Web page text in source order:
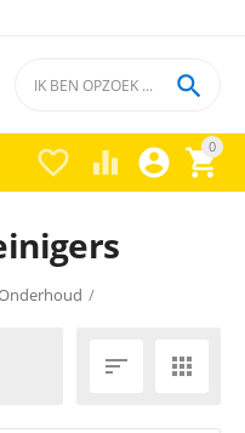
0


 

/
 